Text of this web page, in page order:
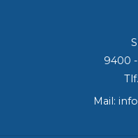
9400
Tlf.
Mail: